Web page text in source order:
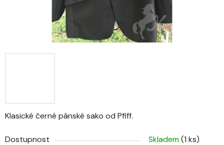
Klasické černé pánské sako od Pfiff.
Dostupnost Skladem(1 ks)